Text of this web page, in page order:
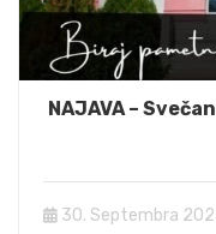
NAJAVA –
30. Septembra